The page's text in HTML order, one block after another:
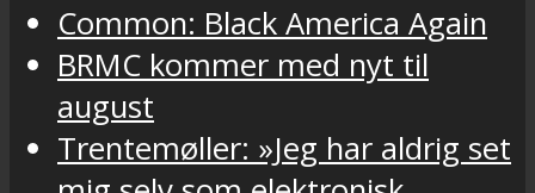
Common: Black America Again
BRMC kommer med nyt til
august
Trentemøller: »Jeg har aldrig set